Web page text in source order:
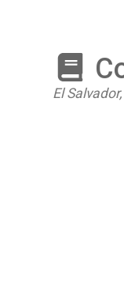
El